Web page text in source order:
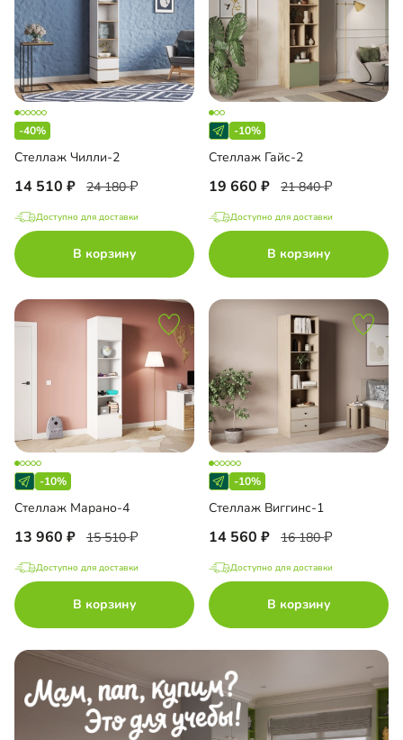
-40%
Стеллаж Чилли-2
14 510 24 180
Доступно для доставки
В корзину
-10%
Стеллаж Гайс-2
19 660 21 840
Доступно для доставки
В корзину
-10%
Стеллаж Марано-4
13 960 15 510
Доступно для доставки
В корзину
-10%
Стеллаж Виггинс-1
14 560 16 180
Доступно для доставки
В корзину